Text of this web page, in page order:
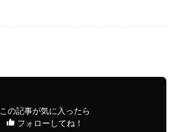
この記事が気に入ったら
フォローしてね！